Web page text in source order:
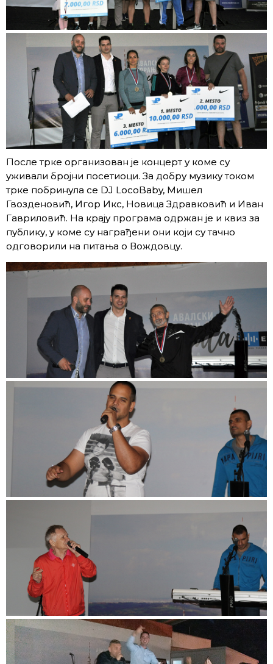
После трке организован је концерт у коме су
уживали бројни посетиоци. За добру музику током
трке побринула се DJ LocoBaby, Мишел
Гвозденовић, Игор Икс, Новица Здравковић и Иван
Гавриловић. На крају програма одржан је и квиз за
публику, у коме су награђени они који су тачно
одговорили на питања о Вождовцу.